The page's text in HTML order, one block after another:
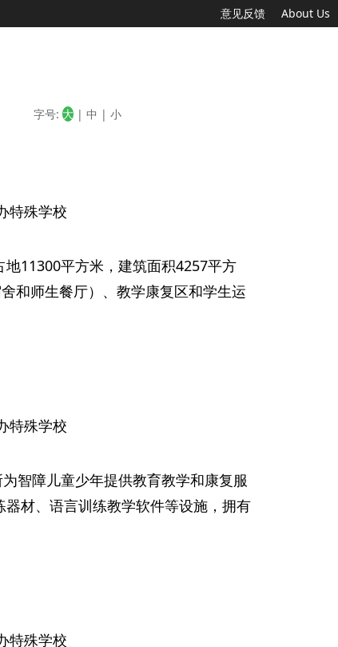
意见反馈 About Us
字号: 大 | 中 | 小
特殊学校
11300平方米，建筑面积4257平方
和师生餐厅）、教学康复区和学生运
特殊学校
智障儿童少年提供教育教学和康复服
材、语言训练教学软件等设施，拥有
特殊学校